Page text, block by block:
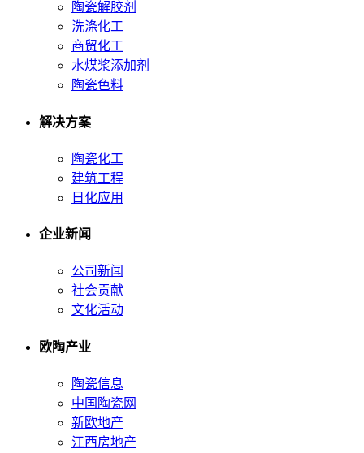
陶瓷解胶剂
洗涤化工
商贸化工
水煤浆添加剂
陶瓷色料
解决方案
陶瓷化工
建筑工程
日化应用
企业新闻
公司新闻
社会贡献
文化活动
欧陶产业
陶瓷信息
中国陶瓷网
新欧地产
江西房地产